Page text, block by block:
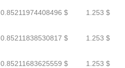
0.85211974408496 $ 1.253 $
0.85211838530817 $ 1.253 $
0.85211683625559 $ 1.253 $